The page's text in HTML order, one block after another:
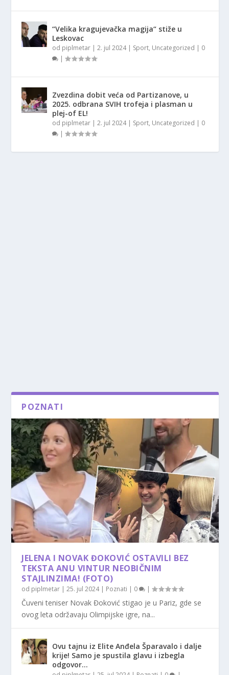
“Velika kragujevačka magija“ stiže u
Leskovac
od piplmetar |2. jul 2024| Sport, Uncategorized | 0
|
Zvezdina dobit veća od Partizanove, u
2025. odbrana SVIH trofeja i plasman u
plej-of EL!
od piplmetar |2. jul 2024| Sport, Uncategorized | 0
|
POZNATI
JELENA I NOVAK ĐOKOVIĆ OSTAVILI BEZ
TEKSTA ANU VINTUR NEOBIČNIM
STAJLINZIMA! (FOTO)
od piplmetar |25. jul 2024| Poznati | 0 |
Čuveni teniser Novak Đoković stigao je u Pariz, gde se
ovog leta održavaju Olimpijske igre, na...
Ovu tajnu iz Elite Anđela Šparavalo i dalje
krije! Samo je spustila glavu i izbegla
odgovor…